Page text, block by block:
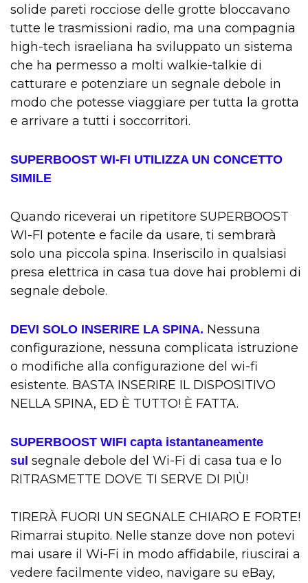
solide pareti rocciose delle grotte bloccavano
tutte le trasmissioni radio, ma una compagnia
high-tech israeliana ha sviluppato un sistema
che ha permesso a molti walkie-talkie di
catturare e potenziare un segnale debole in
modo che potesse viaggiare per tutta la grotta
e arrivare a tutti i soccorritori.
SUPERBOOST WI-FI UTILIZZA UN CONCETTO
SIMILE
Quando riceverai un ripetitore SUPERBOOST
WI-FI potente e facile da usare, ti sembrarà
solo una piccola spina. Inseriscilo in qualsiasi
presa elettrica in casa tua dove hai problemi di
segnale debole.
DEVI SOLO INSERIRE LA SPINA. Nessuna
configurazione, nessuna complicata istruzione
o modifiche alla configurazione del wi-fi
esistente. BASTA INSERIRE IL DISPOSITIVO
NELLA SPINA, ED È TUTTO! È FATTA.
SUPERBOOST WIFI capta istantaneamente
sul segnale debole del Wi-Fi di casa tua e lo
RITRASMETTE DOVE TI SERVE DI PIÙ!
TIRERÀ FUORI UN SEGNALE CHIARO E FORTE!
Rimarrai stupito. Nelle stanze dove non potevi
mai usare il Wi-Fi in modo affidabile, riuscirai a
vedere facilmente video, navigare su eBay,